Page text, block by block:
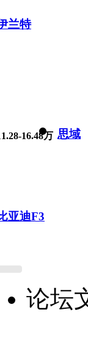
兰特
16.48万 思域
亚迪F3
论坛